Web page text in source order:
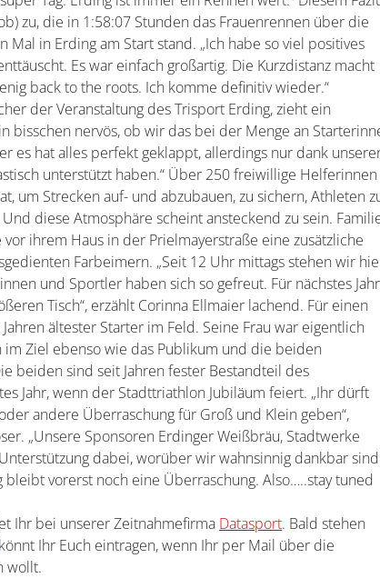
zu, die in 1:58:07 Stunden das Frauenrennen über die
in Erding am Start stand. „Ich habe so viel positives
Es war einfach großartig. Die Kurzdistanz macht
back to the roots. Ich komme definitiv wieder.“
der Veranstaltung des Trisport Erding, zieht ein
bisschen nervös, ob wir das bei der Menge an
es hat alles perfekt geklappt, allerdings nur dank
unterstützt haben.“ Über 250 freiwillige Helferinnen
um Strecken auf- und abzubauen, zu sichern, Athleten
diese Atmosphäre scheint ansteckend zu sein.
ihrem Haus in der Prielmayerstraße eine zusätzliche
Farbeimern. „Seit 12 Uhr mittags stehen wir
und Sportler haben sich so gefreut. Für nächstes Jahr
Tisch“, erzählt Corinna Ellmaier lachend. Für einen
ältester Starter im Feld. Seine Frau war eigentlich
Ziel ebenso wie das Publikum und die beiden
beiden sind seit Jahren fester Bestandteil des
Jahr, wenn der Stadttriathlon Jubiläum feiert. „Ihr dürft
andere Überraschung für Groß und Klein geben“,
„Unsere Sponsoren Erdinger Weißbräu, Stadtwerke
dabei, worüber wir wahnsinnig dankbar
vorerst noch eine Überraschung. Also…..stay tuned
Ihr bei unserer Zeitnahmefirma Datasport. Bald stehen
könnt Ihr Euch eintragen, wenn Ihr per Mail über die
wollt.